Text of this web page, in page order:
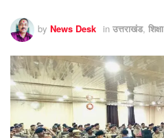
by News Desk in उत्तराखंड, शिक्षा